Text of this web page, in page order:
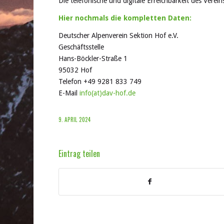
Hier nochmals die kompletten Daten:
Deutscher Alpenverein Sektion Hof e.V.
Geschäftsstelle
Hans-Böckler-Straße 1
95032 Hof
Telefon +49 9281 833 749
E-Mailinfo(at)dav-hof.de
9. APRIL 2024
Eintrag teilen